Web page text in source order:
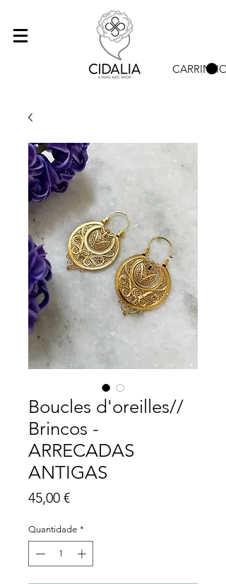
CARRINHO
Boucles d'oreilles//
Brincos -
ARRECADAS
ANTIGAS
45,00 €Preço
Quantidade *